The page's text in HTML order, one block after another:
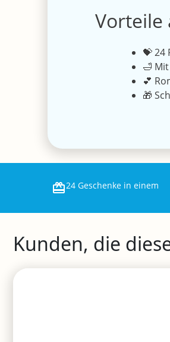
Vorteile
💝 24
🛁
💕
🎁
24 Geschenke in einem
Kunden, die